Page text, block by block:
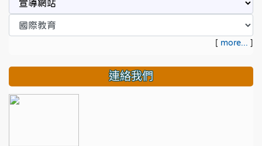
[ more... ]
連絡我們